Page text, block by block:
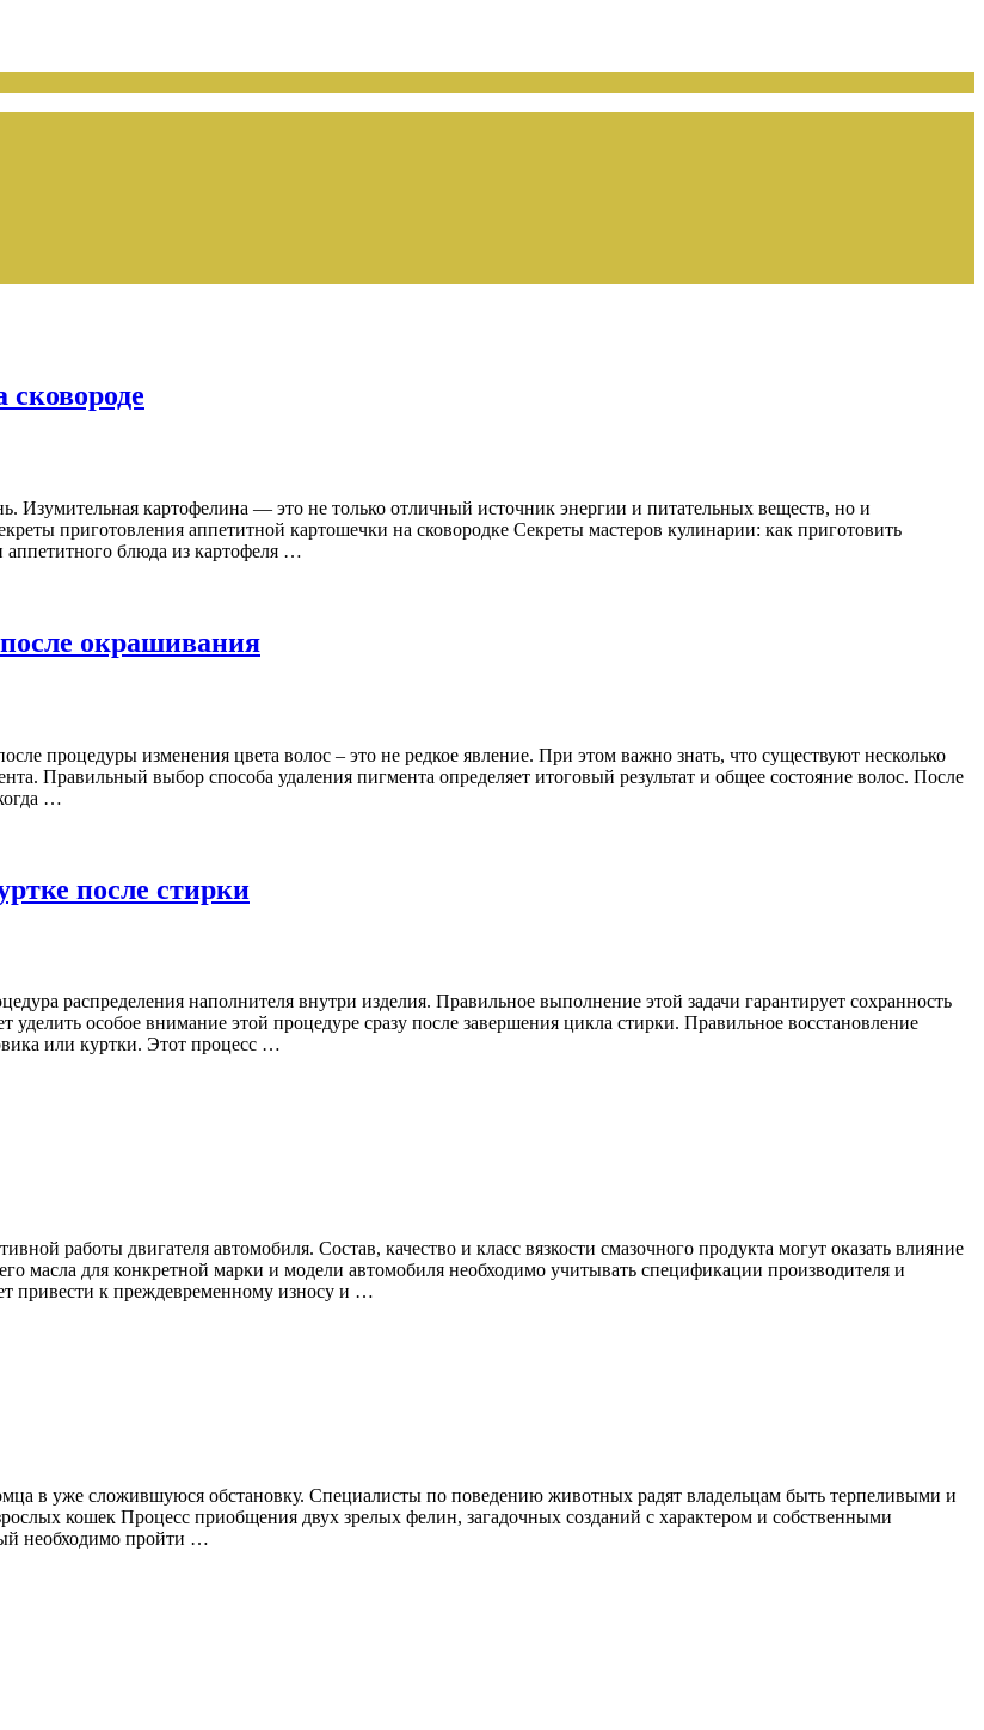
Изумительная картофелина — это не только отличный источник энергии и питательных веществ, но и
приготовления аппетитной картошечки на сковородке Секреты мастеров кулинарии: как приготовить
блюда из картофеля …
окрашивания
процедуры изменения цвета волос – это не редкое явление. При этом важно знать, что существуют несколько
Правильный выбор способа удаления пигмента определяет итоговый результат и общее состояние волос. После
…
после стирки
распределения наполнителя внутри изделия. Правильное выполнение этой задачи гарантирует сохранность
особое внимание этой процедуре сразу после завершения цикла стирки. Правильное восстановление
или куртки. Этот процесс …
работы двигателя автомобиля. Состав, качество и класс вязкости смазочного продукта могут оказать влияние
масла для конкретной марки и модели автомобиля необходимо учитывать спецификации производителя и
привести к преждевременному износу и …
в уже сложившуюся обстановку. Специалисты по поведению животных радят владельцам быть терпеливыми и
кошек Процесс приобщения двух зрелых фелин, загадочных созданий с характером и собственными
необходимо пройти …